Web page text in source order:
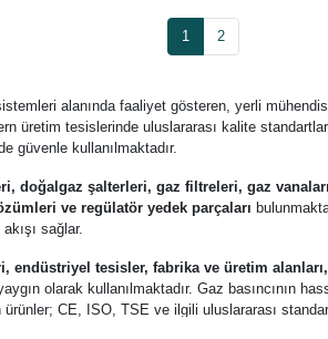
1 2
alanında faaliyet gösteren, yerli
üretim tesislerinde uluslararası kalite
güvenle kullanılmaktadır.
doğalgaz şalterleri, gaz filtreleri, gaz
ve regülatör yedek parçaları
sağlar.
endüstriyel tesisler, fabrika ve üretim
olarak kullanılmaktadır. Gaz basıncının
CE, ISO, TSE ve ilgili uluslararası